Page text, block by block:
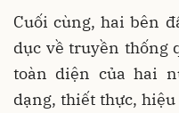
Cuối cùng, hai bên
dục về truyền thống
toàn diện của hai
dạng, thiết thực,